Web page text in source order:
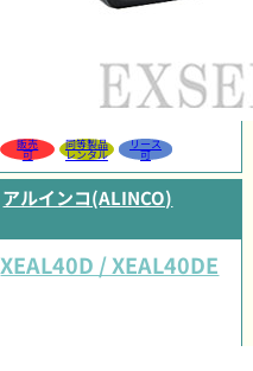
販売
可
同等製品
レンタル
リース
可
アルインコ(ALINCO)
XEAL40D / XEAL40DE